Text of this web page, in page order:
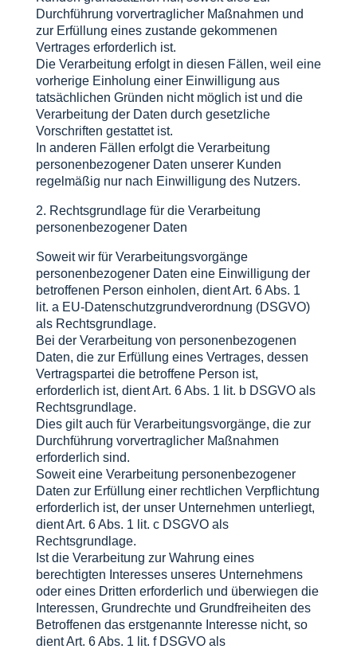
Durchführung vorvertraglicher Maßnahmen und
zur Erfüllung eines zustande gekommenen
Vertrages erforderlich ist.
Die Verarbeitung erfolgt in diesen Fällen, weil eine
vorherige Einholung einer Einwilligung aus
tatsächlichen Gründen nicht möglich ist und die
Verarbeitung der Daten durch gesetzliche
Vorschriften gestattet ist.
In anderen Fällen erfolgt die Verarbeitung
personenbezogener Daten unserer Kunden
regelmäßig nur nach Einwilligung des Nutzers.
2. Rechtsgrundlage für die Verarbeitung
personenbezogener Daten
Soweit wir für Verarbeitungsvorgänge
personenbezogener Daten eine Einwilligung der
betroffenen Person einholen, dient Art. 6 Abs. 1
lit. a EU-Datenschutzgrundverordnung (DSGVO)
als Rechtsgrundlage.
Bei der Verarbeitung von personenbezogenen
Daten, die zur Erfüllung eines Vertrages, dessen
Vertragspartei die betroffene Person ist,
erforderlich ist, dient Art. 6 Abs. 1 lit. b DSGVO als
Rechtsgrundlage.
Dies gilt auch für Verarbeitungsvorgänge, die zur
Durchführung vorvertraglicher Maßnahmen
erforderlich sind.
Soweit eine Verarbeitung personenbezogener
Daten zur Erfüllung einer rechtlichen Verpflichtung
erforderlich ist, der unser Unternehmen unterliegt,
dient Art. 6 Abs. 1 lit. c DSGVO als
Rechtsgrundlage.
Ist die Verarbeitung zur Wahrung eines
berechtigten Interesses unseres Unternehmens
oder eines Dritten erforderlich und überwiegen die
Interessen, Grundrechte und Grundfreiheiten des
Betroffenen das erstgenannte Interesse nicht, so
dient Art. 6 Abs. 1 lit. f DSGVO als